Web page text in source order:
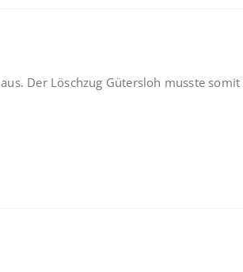
Der Löschzug Gütersloh musste